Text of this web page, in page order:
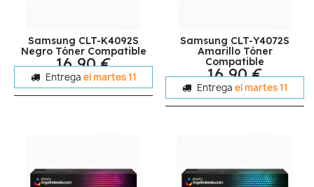
Samsung CLT-K4092S
Negro Tóner Compatible
16,90 €
Entrega el martes 11
Samsung CLT-Y4072S
Amarillo Tóner
Compatible
16,90 €
Entrega el martes 11